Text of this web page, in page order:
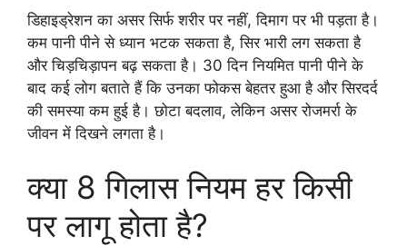
डिहाइड्रेशन का असर सिर्फ शरीर पर नहीं, दिमाग पर भी पड़ता है।
कम पानी पीने से ध्यान भटक सकता है, सिर भारी लग सकता है
और चिड़चिड़ापन बढ़ सकता है। 30 दिन नियमित पानी पीने के
बाद कई लोग बताते हैं कि उनका फोकस बेहतर हुआ है और सिरदर्द
की समस्या कम हुई है। छोटा बदलाव, लेकिन असर रोजमर्रा के
जीवन में दिखने लगता है।
क्या 8 गिलास नियम हर किसी
पर लागू होता है?